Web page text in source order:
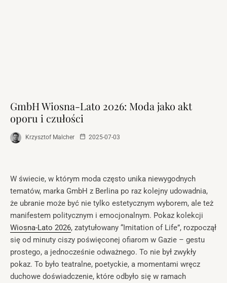
GmbH Wiosna-Lato 2026: Moda jako akt
oporu i czułości
Krzysztof Malcher 2025-07-03
W świecie, w którym moda często unika niewygodnych
tematów, marka GmbH z Berlina po raz kolejny udowadnia,
że ubranie może być nie tylko estetycznym wyborem, ale też
manifestem politycznym i emocjonalnym. Pokaz kolekcji
Wiosna-Lato 2026, zatytułowany “Imitation of Life”, rozpoczął
się od minuty ciszy poświęconej ofiarom w Gazie – gestu
prostego, a jednocześnie odważnego. To nie był zwykły
pokaz. To było teatralne, poetyckie, a momentami wręcz
duchowe doświadczenie, które odbyło się w ramach